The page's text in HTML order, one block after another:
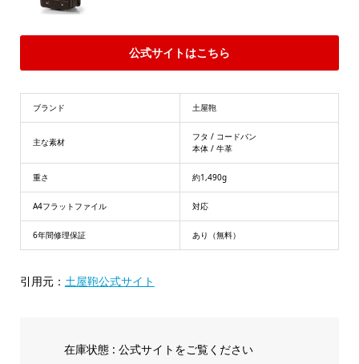
公式サイトはこちら
ブランド 土屋鞄
主な素材
フタ / コードバン
本体 / 牛革
重さ 約1,490g
A4フラットファイル 対応
6年間修理保証 あり（無料）
引用元： 土屋鞄公式サイト
在庫状態 : 公式サイトをご覧ください